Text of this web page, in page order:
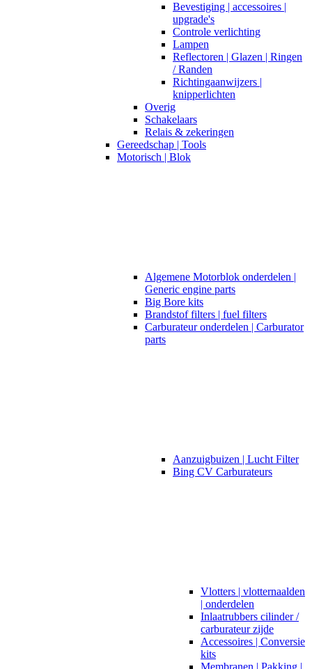
Bevestiging | accessoires |
upgrade's
Controle verlichting
Lampen
Reflectoren | Glazen | Ringen
/ Randen
Richtingaanwijzers |
knipperlichten
Overig
Schakelaars
Relais & zekeringen
Gereedschap | Tools
Motorisch | Blok
Algemene Motorblok onderdelen |
Generic engine parts
Big Bore kits
Brandstof filters | fuel filters
Carburateur onderdelen | Carburator
parts
Aanzuigbuizen | Lucht Filter
Bing CV Carburateurs
Vlotters | vlotternaalden
| onderdelen
Inlaatrubbers cilinder /
carburateur zijde
Accessoires | Conversie
kits